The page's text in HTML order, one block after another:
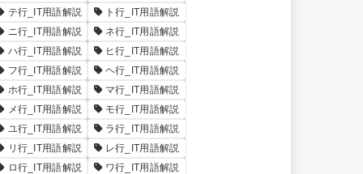
テ行_IT用語解説
ト行_IT用語解説
ニ行_IT用語解説
ネ行_IT用語解説
ハ行_IT用語解説
ヒ行_IT用語解説
フ行_IT用語解説
ヘ行_IT用語解説
ホ行_IT用語解説
マ行_IT用語解説
メ行_IT用語解説
モ行_IT用語解説
ユ行_IT用語解説
ラ行_IT用語解説
リ行_IT用語解説
レ行_IT用語解説
ロ行_IT用語解説
ワ行_IT用語解説